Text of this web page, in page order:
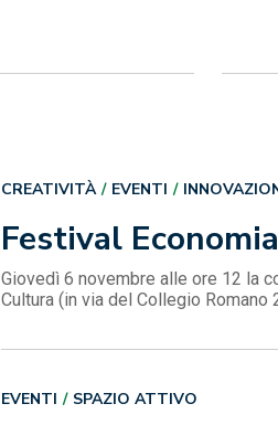
Festival
CREATIVITÀ EVENTI
Giovedì 6 novembre alle ore 12 la
Cultura (in via del Collegio Romano
EVENTI SPAZIO ATTIVO